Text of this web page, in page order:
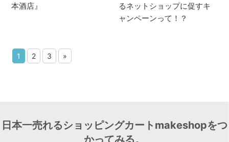
本酒店』
るネットショップに促すキ
ャンペーンって！？
1 2 3 »
日本一売れるショッピングカートmakeshopをつ
かってみる。